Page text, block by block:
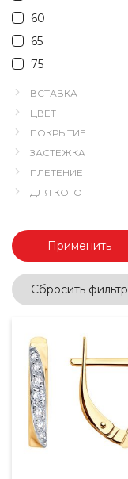
60
65
75
ВСТАВКА
ЦВЕТ
ПОКРЫТИЕ
ЗАСТЕЖКА
ПЛЕТЕНИЕ
ДЛЯ КОГО
Применить
Сбросить фильтр